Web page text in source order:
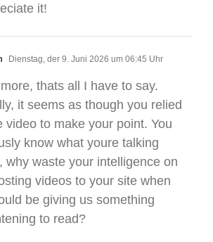
it!
Dienstag, der 9. Juni 2026 um 06:45 Uhr
thats all I have to say.
it seems as though you relied
video to make your point. You
know what youre talking
why waste your intelligence on
videos to your site when
be giving us something
to read?